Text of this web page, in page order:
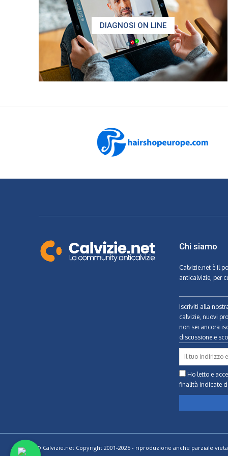
DIAGNOSI ON LINE
Chi siamo
Calvizie.netè il
anticalvizie, per
Iscriviti alla
calvizie, nuovi
non sei ancora
discussione e
Ho letto e
finalità indicate
© Calvizie.net Copyright 2001-2025 - riproduzione anche parziale